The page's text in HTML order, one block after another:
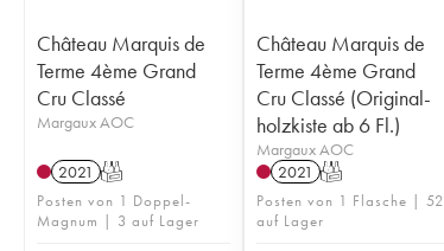
Château Marquis de
Terme 4ème Grand
Cru Classé
Margaux AOC
2021 T
Posten von 1 Doppel-
Magnum | 3 auf Lager
Château Marquis de
Terme 4ème Grand
Cru Classé (Original-
holzkiste ab 6 Fl.)
Margaux AOC
2021 T
Posten von 1 Flasche | 52
auf Lager